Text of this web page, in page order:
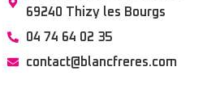
69240 Thizy les Bourgs
04 74 64 02 35
contact@blancfreres.com